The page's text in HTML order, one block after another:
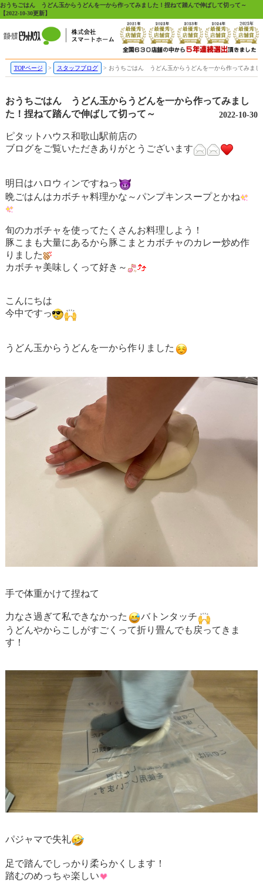
おうちごはん うどん玉からうどんを一から作ってみました！捏ねて踏んで伸ばして切って～
【2022-10-30更新】
TOPページ スタッフブログ おうちごはん うどん玉からうどんを一から作ってみまし
おうちごはん うどん玉からうどんを一から作ってみまし
た！捏ねて踏んで伸ばして切って～
2022-10-30
ピタットハウス和歌山駅前店の
ブログをご覧いただきありがとうございます
明日はハロウィンですねっ
晩ごはんはカボチャ料理かな～パンプキンスープとかね
旬のカボチャを使ってたくさんお料理しよう！
豚こまも大量にあるから豚こまとカボチャのカレー炒め作
りました
カボチャ美味しくって好き～
こんにちは
今中ですっ
うどん玉からうどんを一から作りました
手で体重かけて捏ねて
力なさ過ぎて私できなかった
バトンタッチ
うどんやからこしがすごくって折り畳んでも戻ってきま
す！
パジャマで失礼
足で踏んでしっかり柔らかくします！
踏むのめっちゃ楽しい